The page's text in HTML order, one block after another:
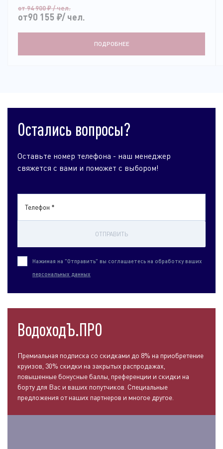
от 94 900₽/ чел.
от90 155 ₽/ чел.
ПОДРОБНЕЕ
Остались вопросы?
Оставьте номер телефона - наш менеджер
свяжется с вами и поможет с выбором!
Телефон *
ОТПРАВИТЬ
Нажимая на "Отправить" вы соглашаетесь на обработку ваших
персональных данных
ВодоходЪ.ПРО
Премиальная подписка со скидками до 8% на приобретение
круизов, 30% скидки на закрытых распродажах,
повышенные бонусные баллы, преференции и скидки на
борту для Вас и ваших попутчиков. Специальные
предложения от наших партнеров и многое другое.